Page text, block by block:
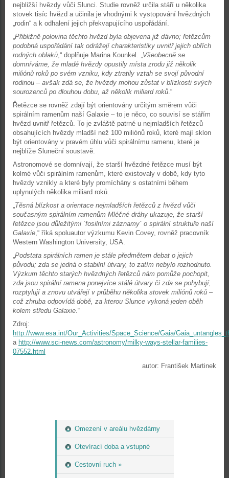
Omezení v areálu hvězdárny
Otevírací doba a vstupné
Cestovní ruch »
nejbližší hvězdy vůči Slunci. Studie rovněž určila stáří u několika
stovek tisíc hvězd a učinila je vhodnými k vystopování hvězdných
„rodin“ a k odhalení jejich překvapujícího uspořádání.
„Přibližně polovina těchto hvězd byla objevena již dávno; řetězcům
podobná uspořádání tak odrážejí charakteristiky uvnitř jejich obřích
rodných oblaků,“ doplňuje Marina Kounkel. „Všeobecně se
domníváme, že mladé hvězdy opustily místa zrodu již několik
miliónů roků po svém vzniku, kdy ztratily vztah se svojí původní
rodinou – avšak zdá se, že hvězdy mohou zůstat v blízkosti svých
sourozenců po dlouhou dobu, až několik miliard roků.“
Řetězce se rovněž zdají být orientovány určitým směrem vůči
spirálním ramenům naší Galaxie – to je něco, co souvisí se stářím
hvězd uvnitř řetězců. To je zvláště patrné u nejmladších řetězců
obsahujících hvězdy mladší než 100 miliónů roků, které mají sklon
být orientovány v pravém úhlu vůči spirálnímu ramenu, které je
nejblíže Sluneční soustavě.
Astronomové se domnívají, že starší hvězdné řetězce musí být
kolmé vůči spirálním ramenům, které existovaly v době, kdy tyto
hvězdy vznikly a které byly promíchány s ostatními během
uplynulých několika miliard roků.
„Těsná blízkost a orientace nejmladších řetězců z hvězd vůči
současným spirálním ramenům Mléčné dráhy ukazuje, že starší
řetězce jsou důležitými ´fosilními záznamy´ o spirální struktuře naší
Galaxie,“ říká spoluautor výzkumu Kevin Covey, rovněž pracovník
Western Washington University, USA.
„Podstata spirálních ramen je stále předmětem debat o jejich
původu; zda se jedná o stabilní útvary, to zatím nebylo rozhodnuto.
Výzkum těchto starých hvězdných řetězců nám pomůže pochopit,
zda jsou spirální ramena ponejvíce stálé útvary či zda se pohybují,
rozptylují a znovu utvářejí v průběhu několika stovek miliónů roků –
což zhruba odpovídá době, za kterou Slunce vykoná jeden oběh
kolem středu Galaxie.“
Zdroj:
http://www.esa.int/Our_Activities/Space_Science/Gaia/
a http://www.sci-news.com/astronomy/milky-ways-stellar-families-
07552.html
autor: František Martinek